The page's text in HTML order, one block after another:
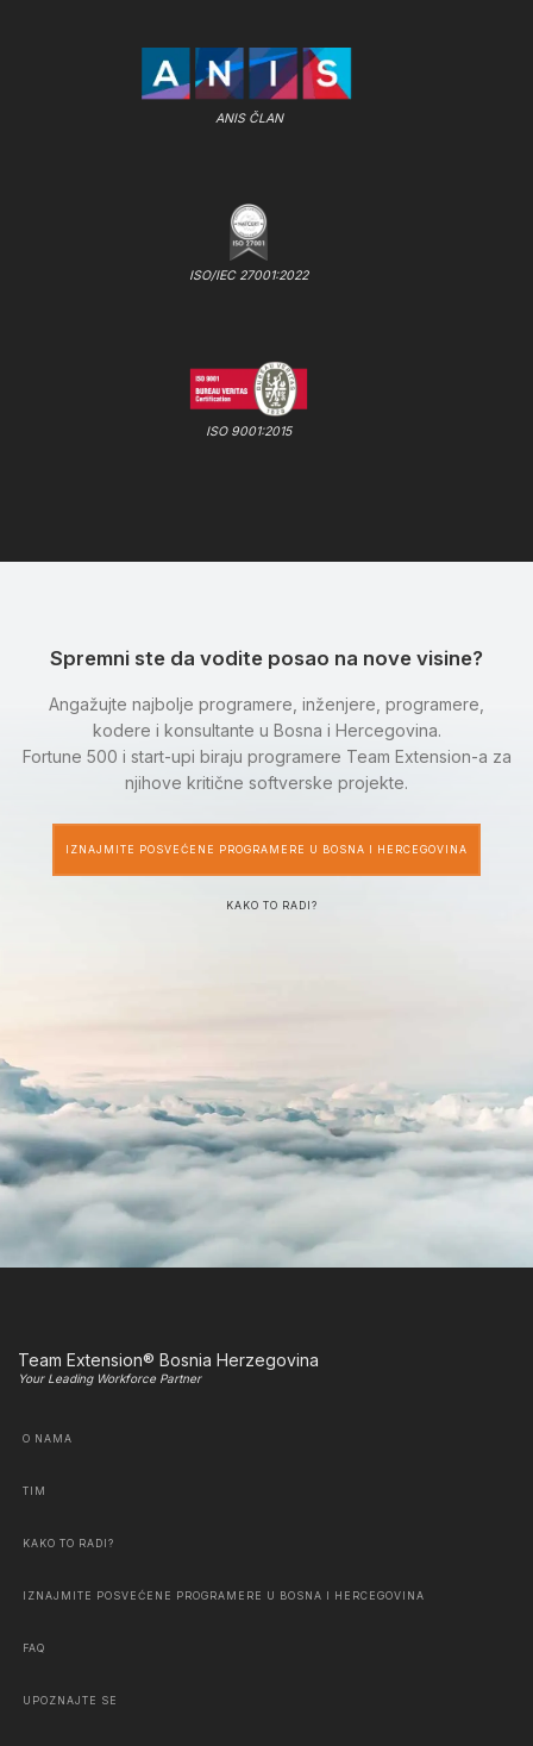
ANIS ČLAN
ISO/IEC 27001:2022
ISO 9001:2015
Spremni ste da vodite posao na nove visine?
Angažujte najbolje programere, inženjere, programere,
kodere i konsultante u Bosna i Hercegovina.
Fortune 500 i start-upi biraju programere Team Extension-a za
njihove kritične softverske projekte.
IZNAJMITE POSVEĆENE PROGRAMERE U BOSNA I HERCEGOVINA
KAKO TO RADI?
Team Extension® Bosnia Herzegovina
Your Leading Workforce Partner
O NAMA
TIM
KAKO TO RADI?
IZNAJMITE POSVEĆENE PROGRAMERE U BOSNA I HERCEGOVINA
FAQ
UPOZNAJTE SE